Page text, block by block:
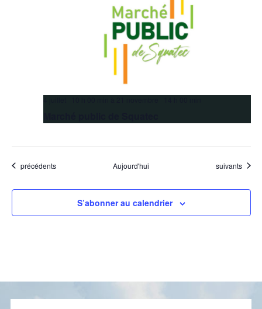
Évènements
précédents Aujourd'hui Évènements
suivants
S’abonner au calendrier